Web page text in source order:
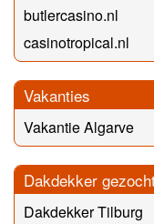
butlercasino.nl
casinotropical.nl
Vakanties
Vakantie Algarve
Dakdekker
Dakdekker Tilburg